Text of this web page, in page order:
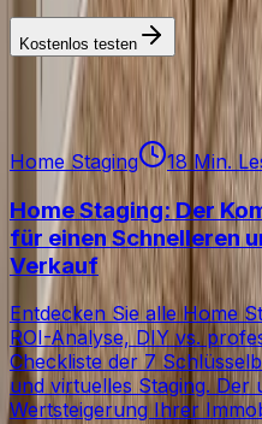
Kostenlos testen
Alle Artikel
Home Staging 18 Min.
Home Staging: Der
für einen Schnelleren
Verkauf
Entdecken Sie alle Home
ROI-Analyse, DIY vs.
Checkliste der 7
und virtuelles Staging. Der
Wertsteigerung Ihrer